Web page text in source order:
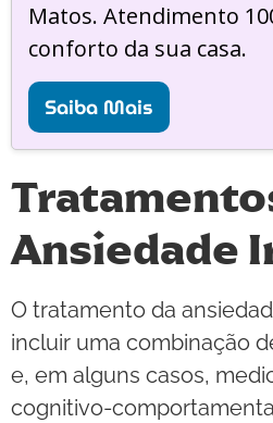
Matos. Atendimento
conforto da sua casa.
Saiba Mais
Ansiedade
O tratamento da
incluir uma combinação
e, em alguns casos,
cognitivo-